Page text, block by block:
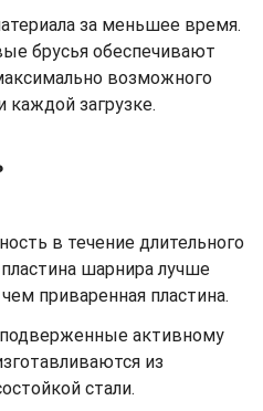
за меньшее время.
брусья обеспечивают
возможного
каждой загрузке.
в течение длительного
шарнира лучше
приваренная пластина.
активному
из
стали.